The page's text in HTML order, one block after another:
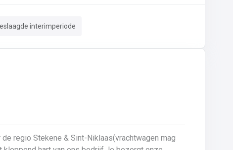
transport: Je bent verantwoordelijk voor het
door staalelementen klaar te leggen en om te
interimperiode
regio Stekene & Sint-Niklaas(vrachtwagen mag